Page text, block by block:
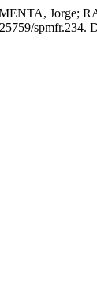
Jorge;
spmfr.234.